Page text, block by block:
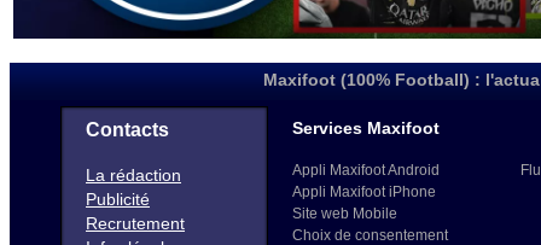
Maxifoot (100% Football) :
Contacts
La rédaction
Publicité
Recrutement
Services Maxifoot
Appli Maxifoot Android
Appli Maxifoot iPhone
Site web Mobile
Choix de consentement